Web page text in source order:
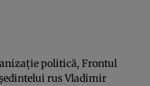
politică, Frontul
rus Vladimir